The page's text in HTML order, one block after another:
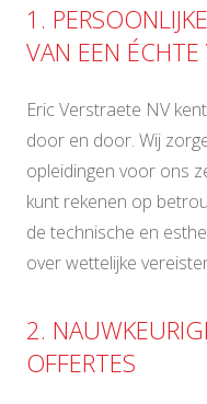
1.
VAN EEN
Eric Verstraete NV
door en door. Wij
opleidingen voor ons
kunt rekenen op
de technische en
over wettelijke
2.
OFFERTES